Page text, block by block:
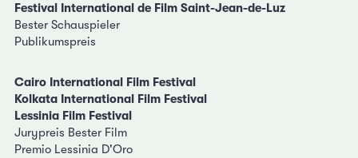
Festival International de Film Saint-Jean-de-Luz
Bester Schauspieler
Publikumspreis
Cairo International Film Festival
Kolkata International Film Festival
Lessinia Film Festival
Jurypreis Bester Film
Premio Lessinia D'Oro